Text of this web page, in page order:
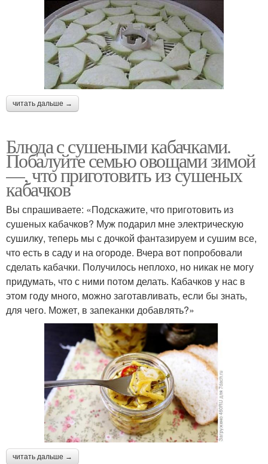
читать дальше →
Блюда с сушеными кабачками.
Побалуйте семью овощами зимой
—, что приготовить из сушеных
кабачков
Вы спрашиваете: «Подскажите, что приготовить из
сушеных кабачков? Муж подарил мне электрическую
сушилку, теперь мы с дочкой фантазируем и сушим все,
что есть в саду и на огороде. Вчера вот попробовали
сделать кабачки. Получилось неплохо, но никак не могу
придумать, что с ними потом делать. Кабачков у нас в
этом году много, можно заготавливать, если бы знать,
для чего. Может, в запеканки добавлять?»
читать дальше →